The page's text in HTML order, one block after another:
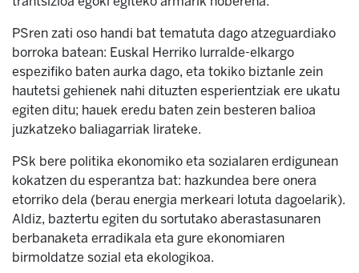
PSren zati oso handi bat tematuta dago atzeguardiako
borroka batean: Euskal Herriko lurralde-elkargo
espezifiko baten aurka dago, eta tokiko biztanle zein
hautetsi gehienek nahi dituzten esperientziak ere ukatu
egiten ditu; hauek eredu baten zein besteren balioa
juzkatzeko baliagarriak lirateke.
PSk bere politika ekonomiko eta sozialaren erdigunean
kokatzen du esperantza bat: hazkundea bere onera
etorriko dela (berau energia merkeari lotuta dagoelarik).
Aldiz, baztertu egiten du sortutako aberastasunaren
berbanaketa erradikala eta gure ekonomiaren
birmoldatze sozial eta ekologikoa.